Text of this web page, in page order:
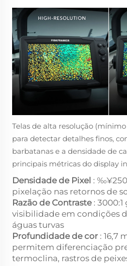
Telas de alta resolução (mínimo
para detectar detalhes finos,
barbatanas e a densidade de
principais métricas do display
Densidade de Pixel :
pixelação nas retornos de
Razão de Contraste :
visibilidade em condições
águas turvas
Profundidade de cor : 16,7
permitem diferenciação
termoclina, rastros de